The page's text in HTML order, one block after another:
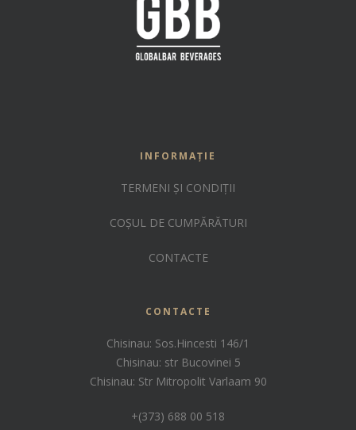
INFORMAȚIE
TERMENI ȘI CONDIȚII
COȘUL DE CUMPĂRĂTURI
CONTACTE
CONTACTE
Chisinau: Sos.Hincesti 146/1
Chisinau: str Bucovinei 5
Chisinau: Str Mitropolit Varlaam 90
+(373) 688 00 518